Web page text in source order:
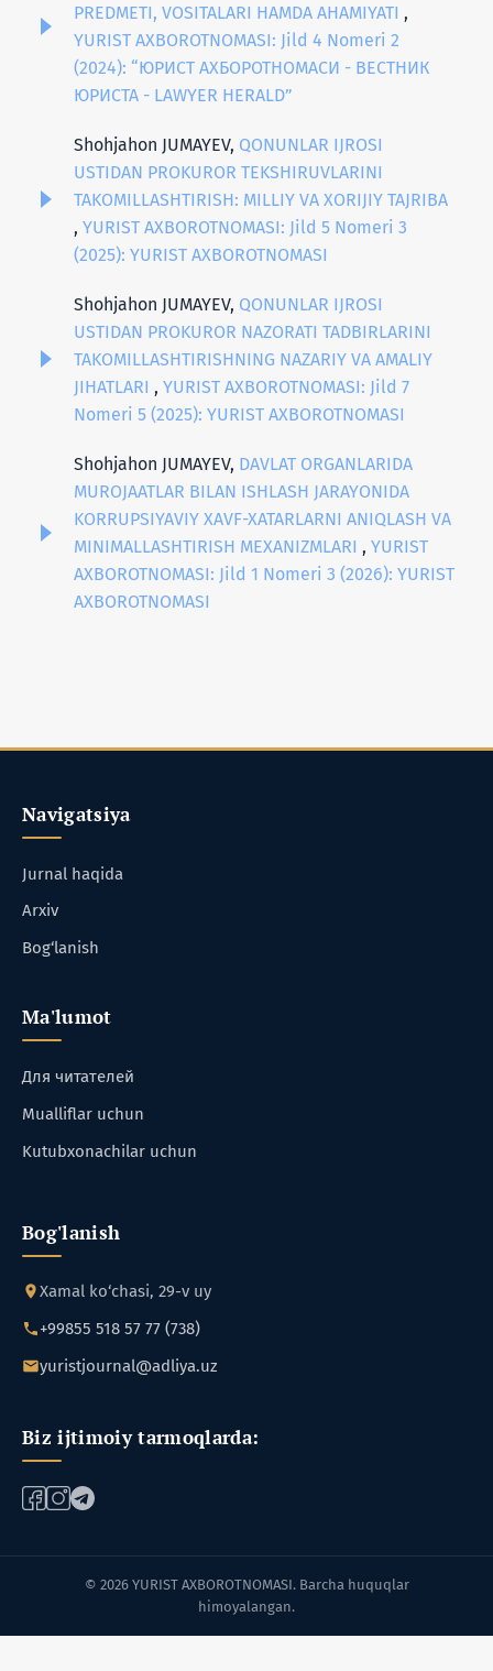
PREDMETI, VOSITALARI HAMDA AHAMIYATI ,
YURIST AXBOROTNOMASI: Jild 4 Nomeri 2
(2024): “ЮРИСТ АХБОРОТНОМАСИ - ВЕСТНИК
ЮРИСТА - LAWYER HERALD”
Shohjahon JUMAYEV, QONUNLAR IJROSI
USTIDAN PROKUROR TEKSHIRUVLARINI
TAKOMILLASHTIRISH: MILLIY VA XORIJIY TAJRIBA
, YURIST AXBOROTNOMASI: Jild 5 Nomeri 3
(2025): YURIST AXBOROTNOMASI
Shohjahon JUMAYEV, QONUNLAR IJROSI
USTIDAN PROKUROR NAZORATI TADBIRLARINI
TAKOMILLASHTIRISHNING NAZARIY VA AMALIY
JIHATLARI , YURIST AXBOROTNOMASI: Jild 7
Nomeri 5 (2025): YURIST AXBOROTNOMASI
Shohjahon JUMAYEV, DAVLAT ORGANLARIDA
MUROJAATLAR BILAN ISHLASH JARAYONIDA
KORRUPSIYAVIY XAVF-XATARLARNI ANIQLASH VA
MINIMALLASHTIRISH MEXANIZMLARI , YURIST
AXBOROTNOMASI: Jild 1 Nomeri 3 (2026): YURIST
AXBOROTNOMASI
Navigatsiya
Jurnal haqida
Arxiv
Bog‘lanish
Ma'lumot
Для читателей
Mualliflar uchun
Kutubxonachilar uchun
Bog'lanish
Xamal ko‘chasi, 29-v uy
+99855 518 57 77 (738)
yuristjournal@adliya.uz
Biz ijtimoiy tarmoqlarda:
© 2026 YURIST AXBOROTNOMASI. Barcha huquqlar
himoyalangan.